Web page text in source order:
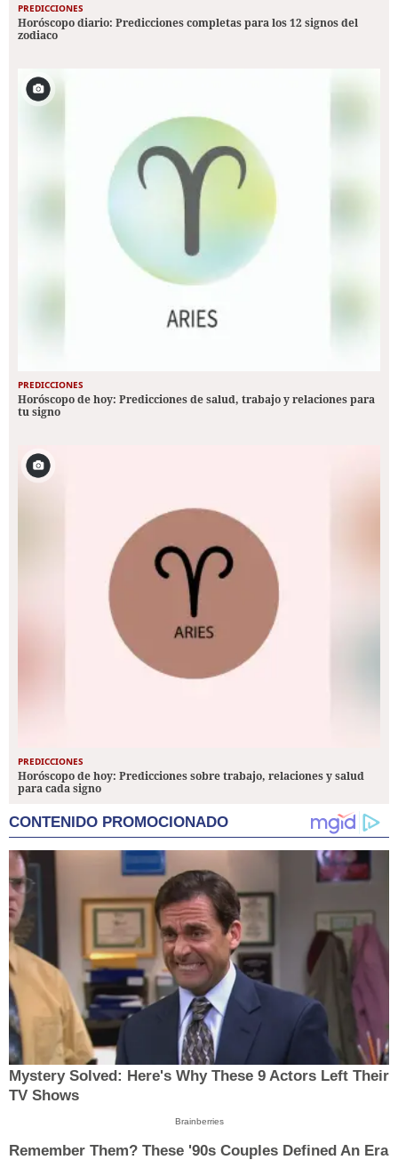
PREDICCIONES
Horóscopo diario: Predicciones completas para los 12 signos del
zodiaco
PREDICCIONES
Horóscopo de hoy: Predicciones de salud, trabajo y relaciones para
tu signo
PREDICCIONES
Horóscopo de hoy: Predicciones sobre trabajo, relaciones y salud
para cada signo
CONTENIDO PROMOCIONADO
Mystery Solved: Here's Why These 9 Actors Left Their
TV Shows
Brainberries
Remember Them? These '90s Couples Defined An Era